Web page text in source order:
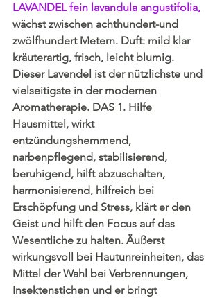
LAVANDEL fein lavandula angustifolia,
wächst zwischen achthundert-und
zwölfhundert Metern. Duft: mild klar
kräuterartig, frisch, leicht blumig.
Dieser Lavendel ist der nützlichste und
vielseitigste in der modernen
Aromatherapie. DAS 1. Hilfe
Hausmittel, wirkt
entzündungshemmend,
narbenpflegend, stabilisierend,
beruhigend, hilft abzuschalten,
harmonisierend, hilfreich bei
Erschöpfung und Stress, klärt er den
Geist und hilft den Focus auf das
Wesentliche zu halten. Äußerst
wirkungsvoll bei Hautunreinheiten, das
Mittel der Wahl bei Verbrennungen,
Insektenstichen und er bringt